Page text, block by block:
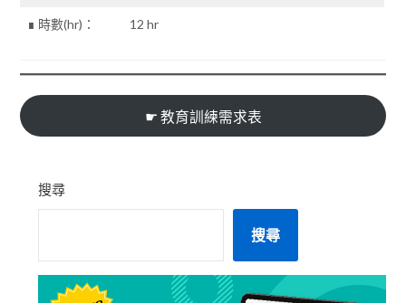
∎ 時數(hr)： 12 hr
☛ 教育訓練需求表
搜尋
搜尋